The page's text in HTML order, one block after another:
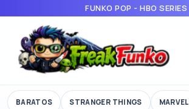
FUNKO POP - HBO SERIES
BARATOS STRANGER THINGS MARVEL